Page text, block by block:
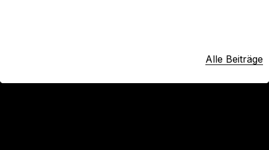
Alle Beiträge